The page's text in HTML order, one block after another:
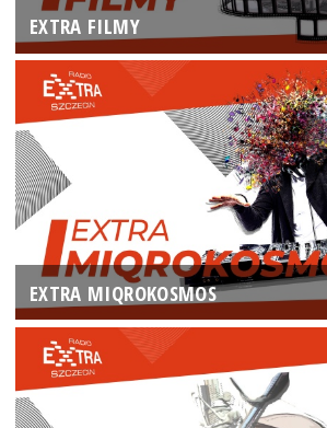
EXTRA FILMY
EXTRA MIQROKOSMOS